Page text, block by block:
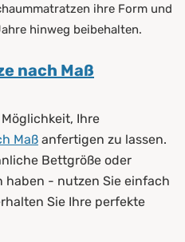
ihre Form und
hinweg beibehalten.
nach Maß
Möglichkeit, Ihre
Maß anfertigen zu lassen.
Bettgröße oder
haben - nutzen Sie einfach
Sie Ihre perfekte